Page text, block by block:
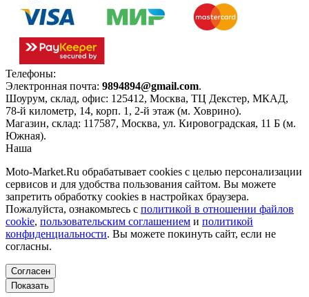
Телефоны:
Электронная почта: 9894894@gmail.com.
Шоурум, склад, офис: 125412, Москва, ТЦ Декстер, МКАД,
78-й километр, 14, корп. 1, 2-й этаж (м. Ховрино).
Магазин, склад: 117587, Москва, ул. Кировоградская, 11 Б (м.
Южная).
Наша
Moto-Market.Ru обрабатывает сookies с целью персонализации
сервисов и для удобства пользования сайтом. Вы можете
запретить обработку сookies в настройках браузера.
Пожалуйста, ознакомьтесь с политикой в отношении файлов
cookie, пользовательским соглашением и политикой
конфиденциальности. Вы можете покинуть сайт, если не
согласны.
Согласен
Показать